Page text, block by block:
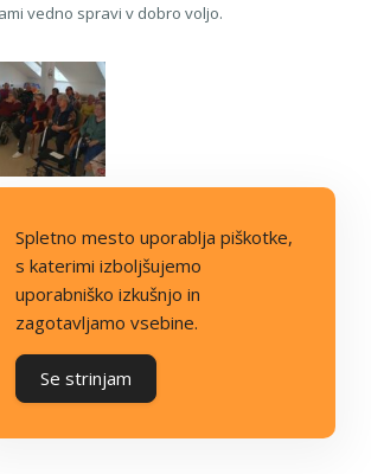
vedno spravi v dobro voljo.
Spletno mesto uporablja piškotke,
s katerimi izboljšujemo
uporabniško izkušnjo in
zagotavljamo vsebine.
Se strinjam